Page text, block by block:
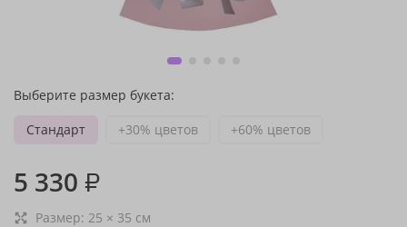
Выберите размер букета:
Стандарт
+30% цветов +60% цветов
5 330 ₽
Размер: 25 × 35 см